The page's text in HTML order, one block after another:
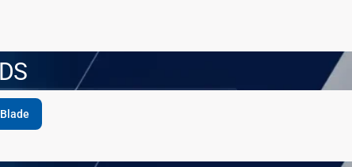
Blade